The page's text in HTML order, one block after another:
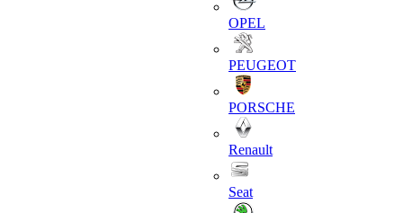
OPEL
PEUGEOT
PORSCHE
Renault
Seat